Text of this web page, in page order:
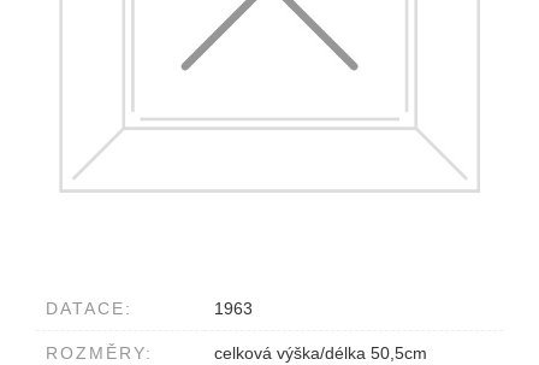
DATACE: 1963
ROZMĚRY:
celková výška/délka 50,5cm